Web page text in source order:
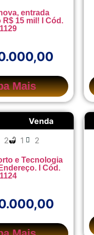
entrada
15 mil! I Cód.
1129
Mais
Venda
2 1 2
e Tecnologia
I Cód.
1124